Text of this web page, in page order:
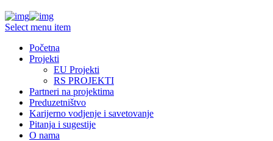
Select menu item
Početna
Projekti
EU Projekti
RS PROJEKTI
Partneri na projektima
Preduzetništvo
Karijerno vodjenje i savetovanje
Pitanja i sugestije
O nama